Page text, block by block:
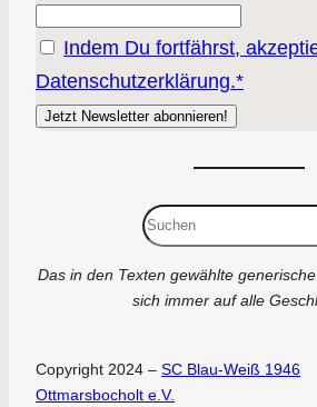
Indem Du fortfährst,
Datenschutzerklärung.*
Das in den Texten gewählte
sich immer auf alle
Copyright 2024 – SC Blau-Weiß 1946
Ottmarsbocholt e.V.